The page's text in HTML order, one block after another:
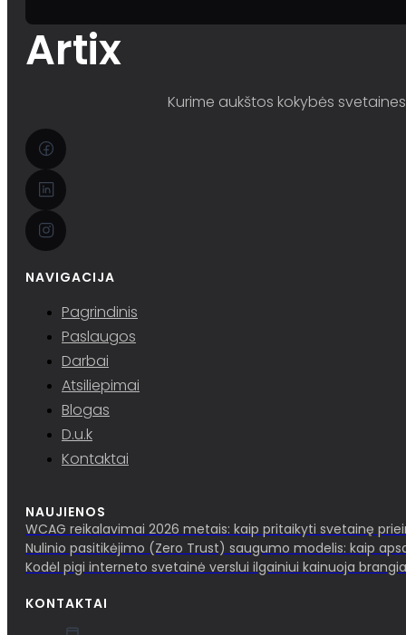
Artix
Kurime aukštos kokybės
NAVIGACIJA
Pagrindinis
Paslaugos
Darbai
Atsiliepimai
Blogas
D.u.k
Kontaktai
NAUJIENOS
WCAG reikalavimai 2026 metais: kaip pritaikyti svetainę
Nulinio pasitikėjimo (Zero Trust) saugumo modelis: kaip
Kodėl pigi interneto svetainė verslui ilgainiui kainuoja
KONTAKTAI